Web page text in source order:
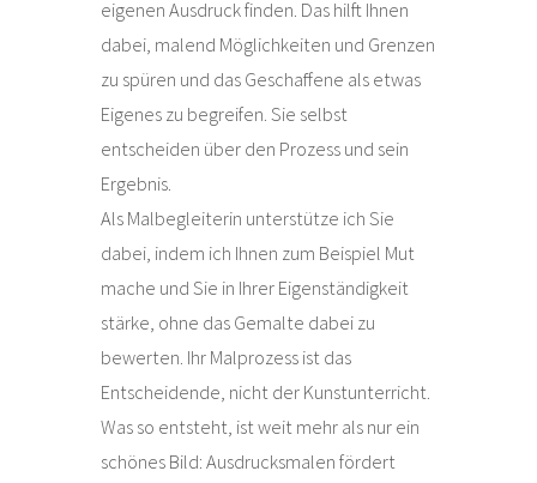
eigenen Ausdruck finden. Das hilft Ihnen
dabei, malend Möglichkeiten und Grenzen
zu spüren und das Geschaffene als etwas
Eigenes zu begreifen. Sie selbst
entscheiden über den Prozess und sein
Ergebnis.
Als Malbegleiterin unterstütze ich Sie
dabei, indem ich Ihnen zum Beispiel Mut
mache und Sie in Ihrer Eigenständigkeit
stärke, ohne das Gemalte dabei zu
bewerten. Ihr Malprozess ist das
Entscheidende, nicht der Kunstunterricht.
Was so entsteht, ist weit mehr als nur ein
schönes Bild: Ausdrucksmalen fördert